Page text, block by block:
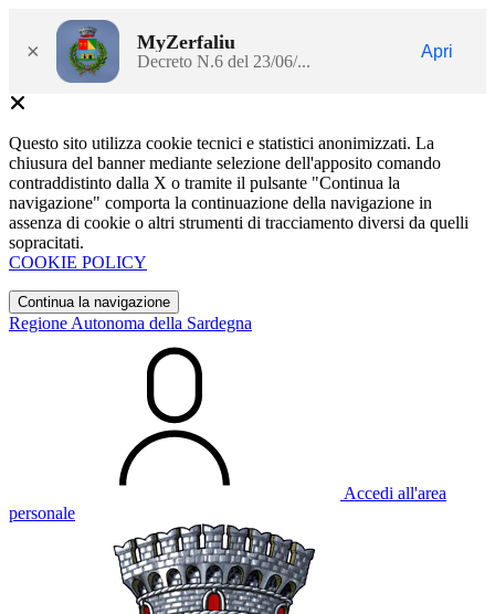
× MyZerfaliu
Decreto N.6 del 23/06/...
Apri
Questo sito utilizza cookie tecnici e statistici anonimizzati. La
chiusura del banner mediante selezione dell'apposito comando
contraddistinto dalla X o tramite il pulsante "Continua la
navigazione" comporta la continuazione della navigazione in
assenza di cookie o altri strumenti di tracciamento diversi da quelli
sopracitati.
COOKIE POLICY
Continua la navigazione
Regione Autonoma della Sardegna
Accedi all'area
personale